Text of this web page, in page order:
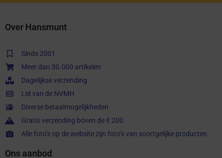
Over Hansmunt
Sinds 2001
Meer dan 30.000 artikelen
Dagelijkse verzending
Lid van de NVMH
Diverse betaalmogelijkheden
Gratis verzending boven de € 200
Alle foto’s op de website zijn foto’s van soortgelijke producten
Ons aanbod